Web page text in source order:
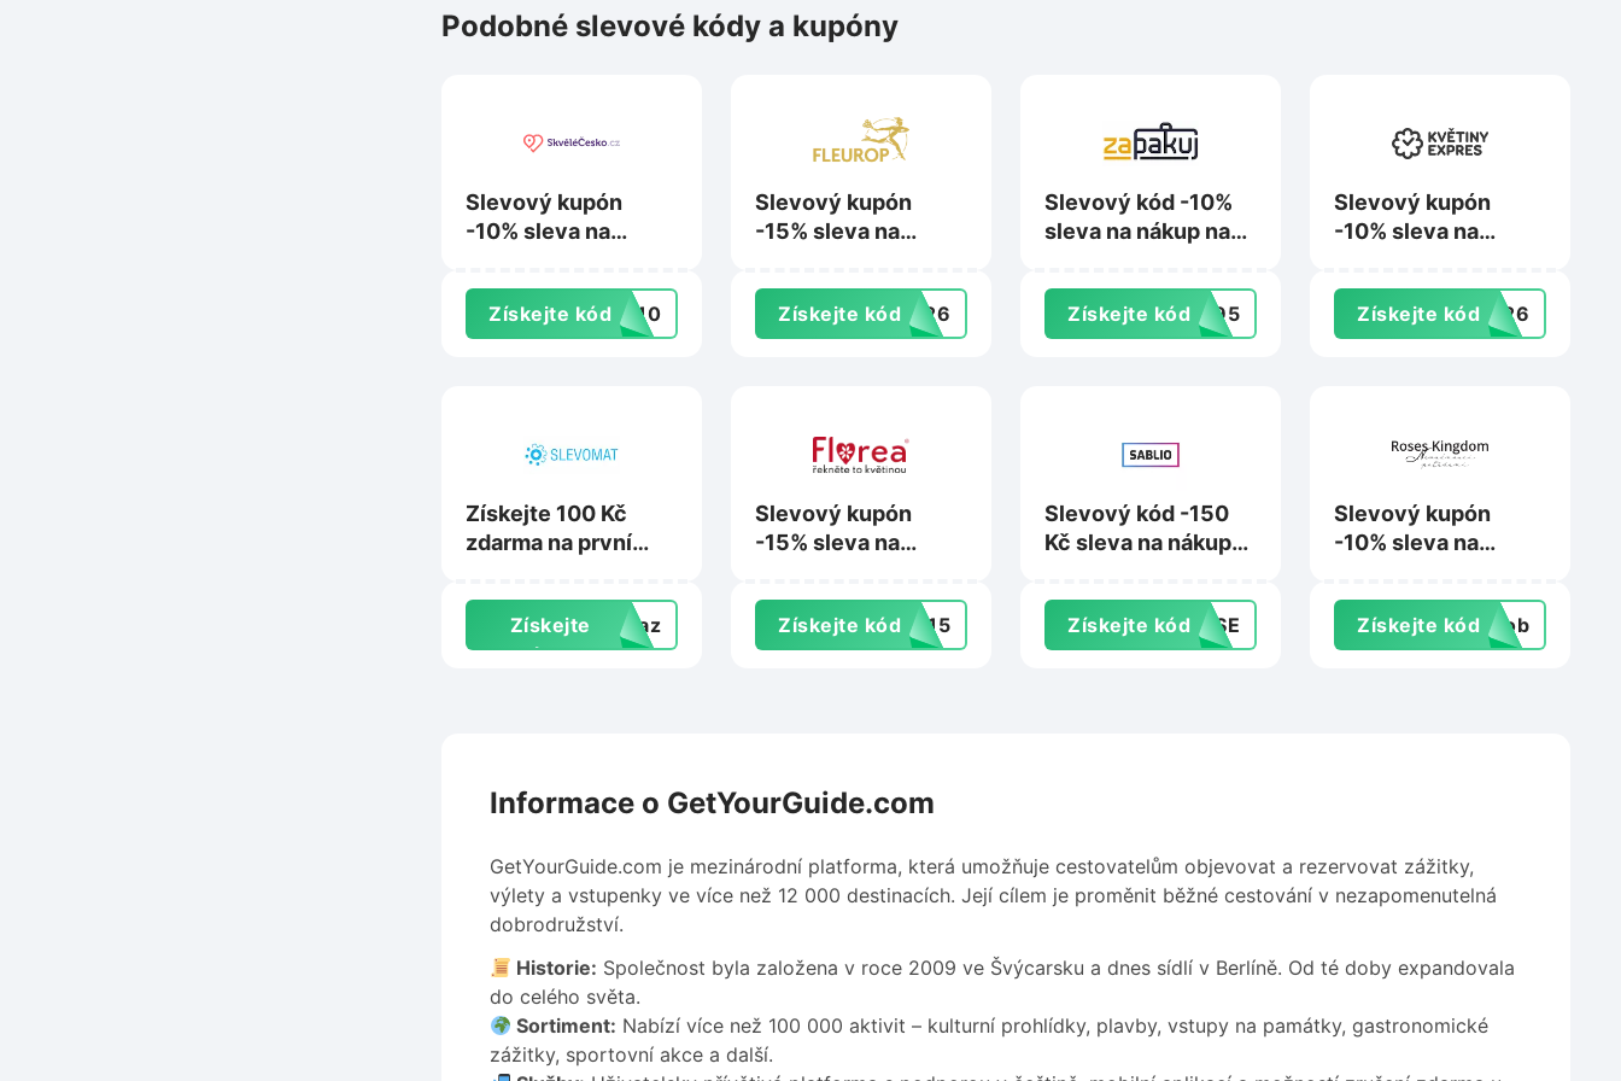
Podobné slevové kódy a kupóny
Slevový kupón
-10% sleva na
na Skvelecesko.cz
Získejte kódOB10
Slevový kupón
-15% sleva na
Získejte kódET26
Slevový kód -10%
sleva na nákup na
Získejte kód2095
Slevový kupón
-10% sleva na
Kvetinyexpres.cz
Získejte kódTO26
Získejte 100 Kč
zdarma na první
na Slevomat.cz
Získejte
slevu
dkaz
Slevový kupón
-15% sleva na
Získejte kódTA15
Slevový kód -150
Kč sleva na nákup
Získejte kód0VSE
Slevový kupón
-10% sleva na
Roseskingdom.cz
Získejte kódcsob
Informace o GetYourGuide.com
GetYourGuide.com je mezinárodní platforma, která umožňuje cestovatelům objevovat a rezervovat zážitky,
výlety a vstupenky ve více než 12 000 destinacích. Její cílem je proměnit běžné cestování v nezapomenutelná
dobrodružství.
Historie: Společnost byla založena v roce 2009 ve Švýcarsku a dnes sídlí v Berlíně. Od té doby expandovala
do celého světa.
Sortiment: Nabízí více než 100 000 aktivit – kulturní prohlídky, plavby, vstupy na památky, gastronomické
zážitky, sportovní akce a další.